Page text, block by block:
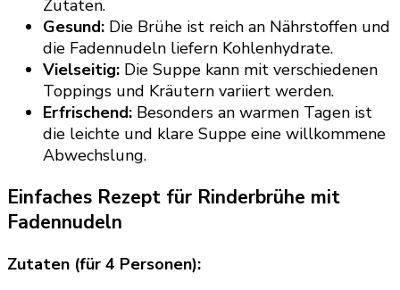
Zutaten.
Gesund: Die Brühe ist reich an Nährstoffen und
die Fadennudeln liefern Kohlenhydrate.
Vielseitig: Die Suppe kann mit verschiedenen
Toppings und Kräutern variiert werden.
Erfrischend: Besonders an warmen Tagen ist
die leichte und klare Suppe eine willkommene
Abwechslung.
Einfaches Rezept für Rinderbrühe mit
Fadennudeln
Zutaten (für 4 Personen):